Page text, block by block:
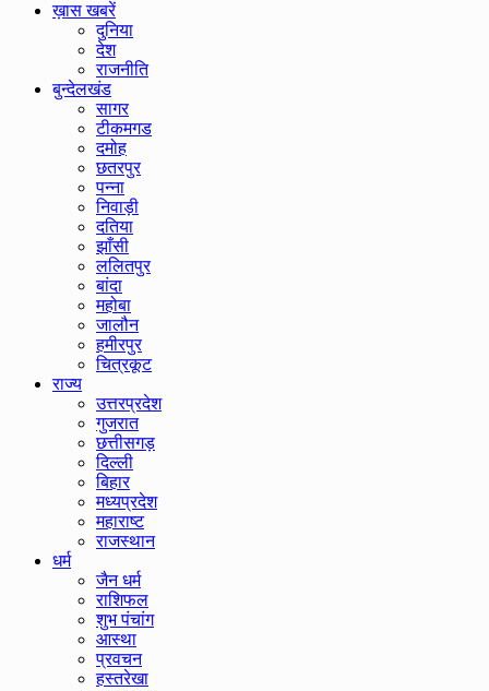
ख़ास खबरें
दुनिया
देश
राजनीति
बुन्देलखंड
सागर
टीकमगड
दमोह
छतरपुर
पन्ना
निवाड़ी
दतिया
झाँसी
ललितपुर
बांदा
महोबा
जालौन
हमीरपुर
चित्रकूट
राज्य
उत्तरप्रदेश
गुजरात
छत्तीसगड़
दिल्ली
बिहार
मध्यप्रदेश
महाराष्ट
राजस्थान
धर्म
जैन धर्म
राशिफल
शुभ पंचांग
आस्था
प्रवचन
हस्तरेखा